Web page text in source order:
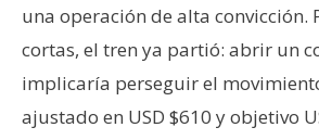
una operación de alta convicción.
cortas, el tren ya partió: abrir un
implicaría perseguir el
ajustado en USD $610 y objetivo